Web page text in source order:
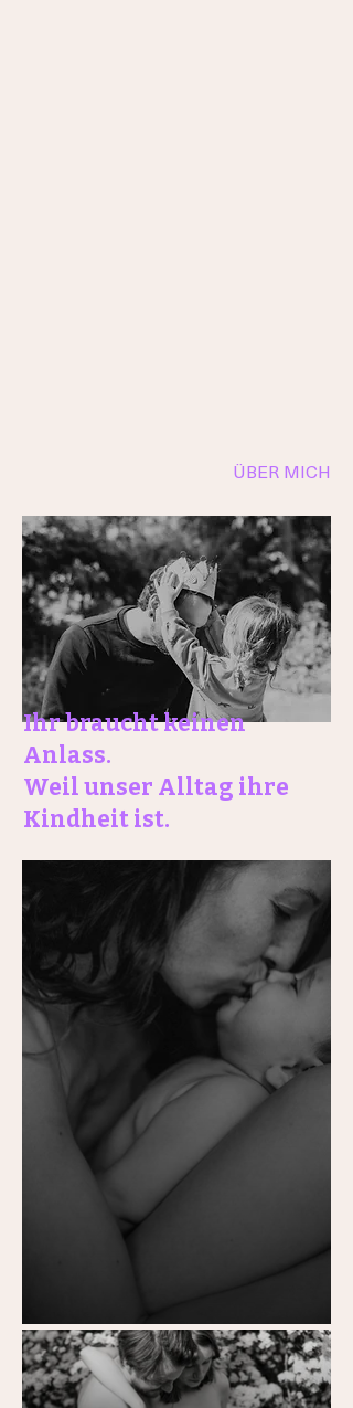
ÜBER MICH
Ihr braucht keinen
Anlass.
Weil unser Alltag ihre
Kindheit ist.